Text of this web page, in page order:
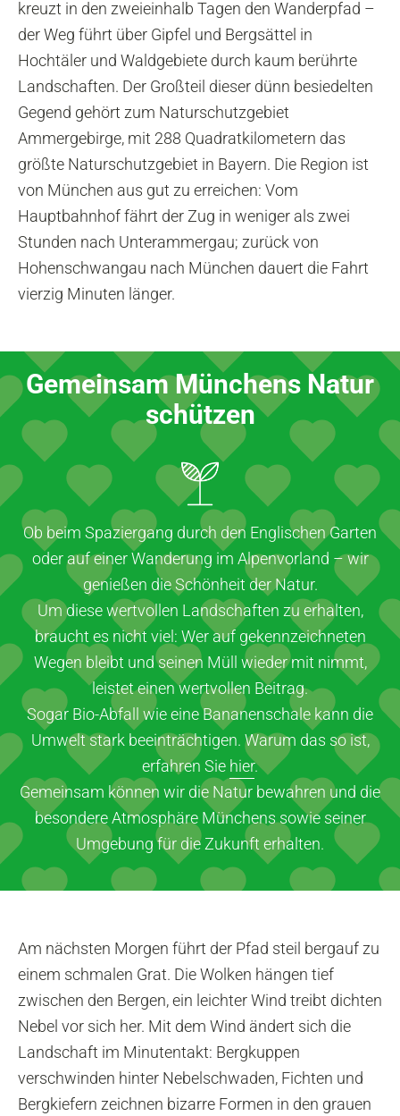
kreuzt in den zweieinhalb Tagen den Wanderpfad –
der Weg führt über Gipfel und Bergsättel in
Hochtäler und Waldgebiete durch kaum berührte
Landschaften. Der Großteil dieser dünn besiedelten
Gegend gehört zum Naturschutzgebiet
Ammergebirge, mit 288 Quadratkilometern das
größte Naturschutzgebiet in Bayern. Die Region ist
von München aus gut zu erreichen: Vom
Hauptbahnhof fährt der Zug in weniger als zwei
Stunden nach Unterammergau; zurück von
Hohenschwangau nach München dauert die Fahrt
vierzig Minuten länger.
Gemeinsam Münchens Natur
schützen
Ob beim Spaziergang durch den Englischen Garten
oder auf einer Wanderung im Alpenvorland – wir
genießen die Schönheit der Natur.
Um diese wertvollen Landschaften zu erhalten,
braucht es nicht viel: Wer auf gekennzeichneten
Wegen bleibt und seinen Müll wieder mit nimmt,
leistet einen wertvollen Beitrag.
Sogar Bio-Abfall wie eine Bananenschale kann die
Umwelt stark beeinträchtigen. Warum das so ist,
erfahren Sie hier.
Gemeinsam können wir die Natur bewahren und die
besondere Atmosphäre Münchens sowie seiner
Umgebung für die Zukunft erhalten.
Am nächsten Morgen führt der Pfad steil bergauf zu
einem schmalen Grat. Die Wolken hängen tief
zwischen den Bergen, ein leichter Wind treibt dichten
Nebel vor sich her. Mit dem Wind ändert sich die
Landschaft im Minutentakt: Bergkuppen
verschwinden hinter Nebelschwaden, Fichten und
Bergkiefern zeichnen bizarre Formen in den grauen